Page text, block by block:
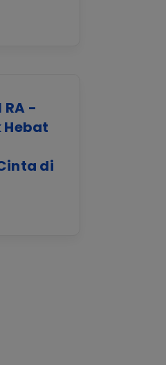
RA -
Hebat
di